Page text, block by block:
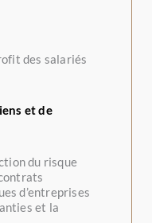
des salariés
et de
du risque
d’entreprises
et la